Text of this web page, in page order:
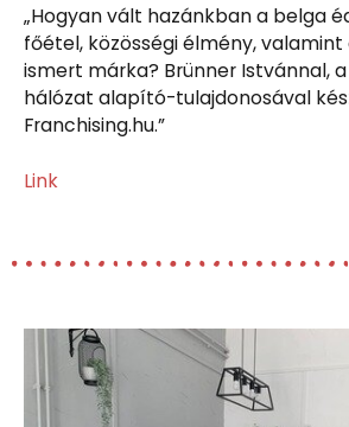
„Hogyan vált hazánkban a belga
főétel, közösségi élmény,
ismert márka? Brünner Istvánnal,
hálózat alapító-tulajdonosával
Franchising.hu.”
Link